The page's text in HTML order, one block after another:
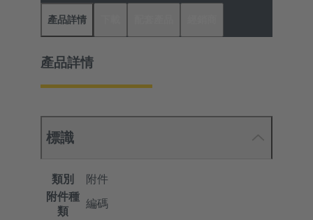
產品詳情
產品詳情
標識
類別
附件
附件種
類
編碼